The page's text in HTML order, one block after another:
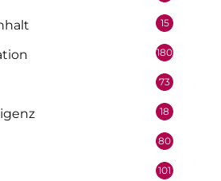
15
180
73
18
80
101